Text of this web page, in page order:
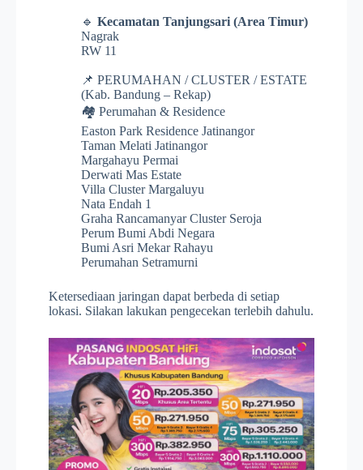
🔹 Kecamatan Tanjungsari (Area Timur)
Nagrak
RW 11
📌 PERUMAHAN / CLUSTER / ESTATE
(Kab. Bandung – Rekap)
🏘️ Perumahan & Residence
Easton Park Residence Jatinangor
Taman Melati Jatinangor
Margahayu Permai
Derwati Mas Estate
Villa Cluster Margaluyu
Nata Endah 1
Graha Rancamanyar Cluster Seroja
Perum Bumi Abdi Negara
Bumi Asri Mekar Rahayu
Perumahan Setramurni
Ketersediaan jaringan dapat berbeda di setiap
lokasi. Silakan lakukan pengecekan terlebih dahulu.